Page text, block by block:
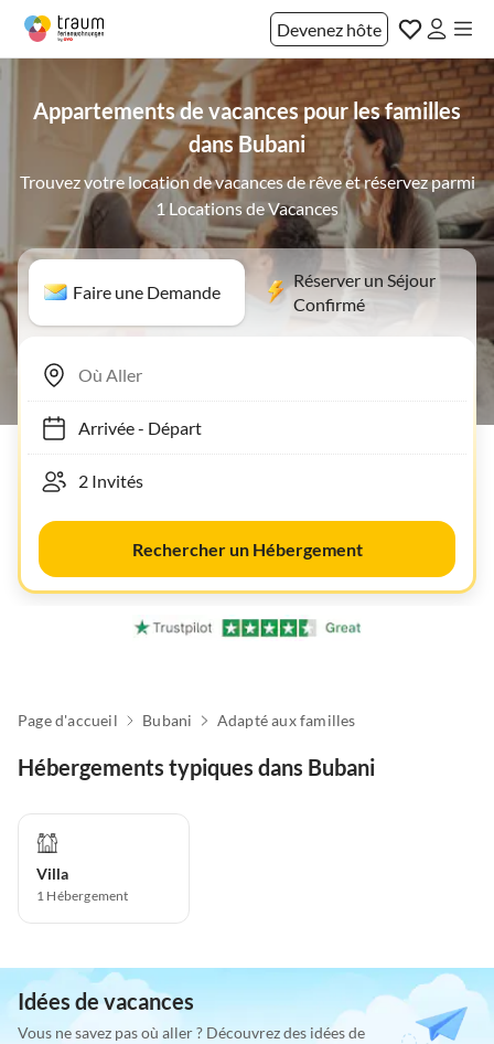
Devenez hôte
Appartements de vacances pour les familles
dans Bubani
Trouvez votre location de vacances de rêve et réservez parmi
1 Locations de Vacances
Faire une Demande
Réserver un Séjour
Confirmé
Arrivée- Départ
Rechercher un Hébergement
Page d'accueil Bubani Adapté aux familles
Hébergements typiques dans Bubani
Villa
1 Hébergement
Idées de vacances
Vous ne savez pas où aller ? Découvrez des idées de